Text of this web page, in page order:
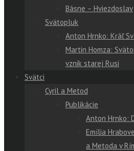
Básne – Hviezdoslav
Svätopluk
Anton Hrnko: Kráľ
Martin Homza:
vznik starej Rusi
Svätci
Cyril a Metod
Publikácie
Anton Hrnko:
Emília
a Metoda v